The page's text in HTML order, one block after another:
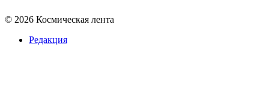
© 2026 Космическая лента
Редакция